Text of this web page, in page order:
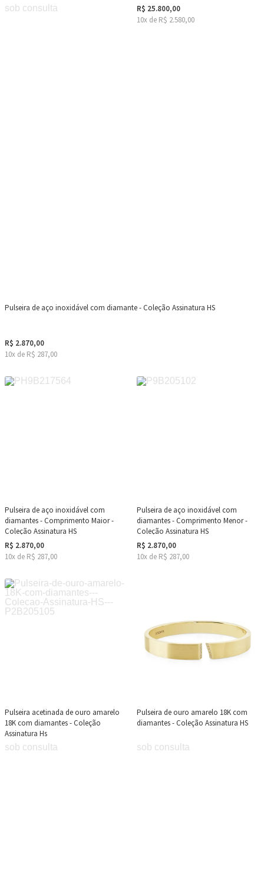
sob consulta
R$ 25.800,00
10x de R$ 2.580,00
Pulseira de aço inoxidável com diamante - Coleção Assinatura HS
R$ 2.870,00
10x de R$ 287,00
Pulseira de aço inoxidável com
diamantes - Comprimento Maior -
Coleção Assinatura HS
R$ 2.870,00
10x de R$ 287,00
Pulseira de aço inoxidável com
diamantes - Comprimento Menor -
Coleção Assinatura HS
R$ 2.870,00
10x de R$ 287,00
Pulseira acetinada de ouro amarelo
18K com diamantes - Coleção
Assinatura Hs
sob consulta
Pulseira de ouro amarelo 18K com
diamantes - Coleção Assinatura HS
sob consulta